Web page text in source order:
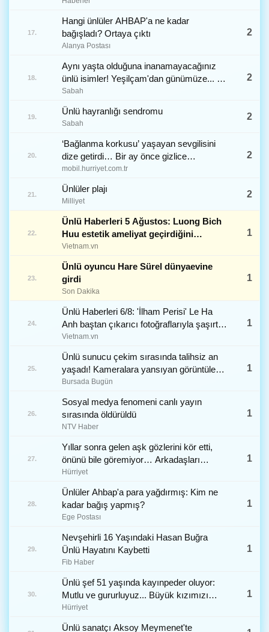
17.
Hangi ünlüler AHBAP'a ne kadar
bağışladı? Ortaya çıktı
Alanya Postası
2
18.
Aynı yaşta olduğuna inanamayacağınız
ünlü isimler! Yeşilçam'dan günümüze... -
Galeri - Trend Magazin
Sabah
2
19.
Ünlü hayranlığı sendromu
Sabah
2
20.
‘Bağlanma korkusu’ yaşayan sevgilisini
dize getirdi… Bir ay önce gizlice
evlenmişler: Büyük aşkın sırrı bir örnek
yüzüklerinde saklı
mobil.hurriyet.com.tr
2
21.
Ünlüler plajı
Milliyet
2
22.
Ünlü Haberleri 5 Ağustos: Luong Bich
Huu estetik ameliyat geçirdiğini
yalanladı, Thanh Thuy gelinlik giydi.
Vietnam.vn
1
23.
Ünlü oyuncu Hare Sürel dünyaevine
girdi
Son Dakika
1
24.
Ünlü Haberleri 6/8: 'İlham Perisi' Le Ha
Anh baştan çıkarıcı fotoğraflarıyla şaşırttı,
Phuong Trinh Jolie kocasıyla romantik bir
anın tadını çıkardı.
Vietnam.vn
1
25.
Ünlü sunucu çekim sırasında talihsiz an
yaşadı! Kameralara yansıyan görüntüler
gündem oldu
Bursada Bugün
1
26.
Sosyal medya fenomeni canlı yayın
sırasında öldürüldü
NTV Haber
1
27.
Yıllar sonra gelen aşk gözlerini kör etti,
önünü bile göremiyor… Arkadaşları
endişe içinde: Bu adam seni değil
şöhretini istiyor!
Hürriyet
1
28.
Ünlüler Ahbap'a para yağdırmış: Kim ne
kadar bağış yapmış?
Ege Postası
1
29.
Nevşehirli 16 Yaşındaki Hasan Buğra
Ünlü Hayatını Kaybetti
Fib Haber
1
30.
Ünlü şef 51 yaşında kayınpeder oluyor:
Mutlu ve gururluyuz... Büyük kızımızı
nişanladık!
Hürriyet
1
Ünlü sanatçı Aksoy Meymenet'te